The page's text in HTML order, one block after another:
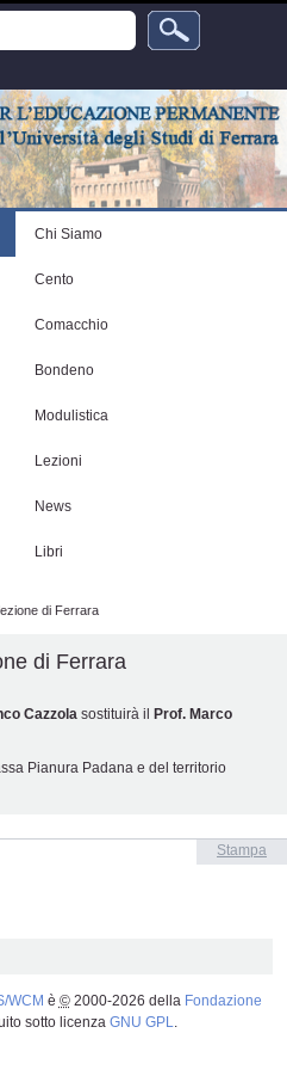
Chi Siamo
Cento
Comacchio
Bondeno
Modulistica
Lezioni
News
Libri
di Ferrara
di Ferrara
Cazzola sostituirà il Prof. Marco
Pianura Padana e del territorio
Stampa
WCM è ©2000-2026 della Fondazione
sotto licenza GNU GPL